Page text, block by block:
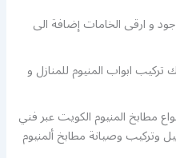
و ارقى الخامات إضافة الى
تركيب ابواب المنيوم للمنازل و
مطابخ المنيوم الكويت عبر فني
وتركيب وصيانة مطابخ ألمنيوم